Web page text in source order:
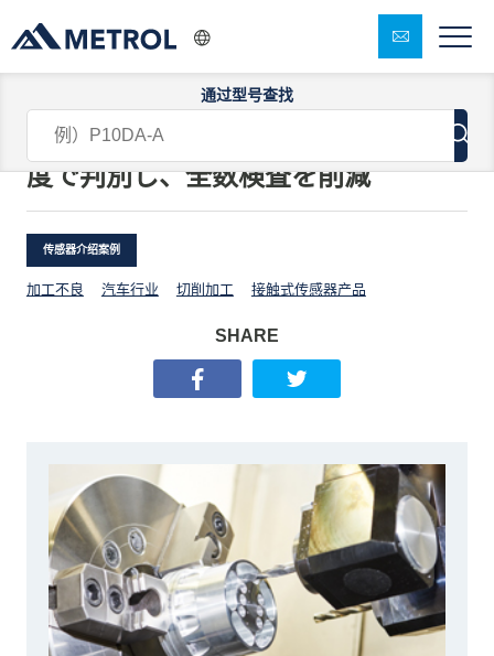
通过型号查找
タレット旋盤のワークのL寸を1μm精
度で判別し、全数検査を削減
传感器介绍案例
加工不良 汽车行业 切削加工 接触式传感器产品
SHARE